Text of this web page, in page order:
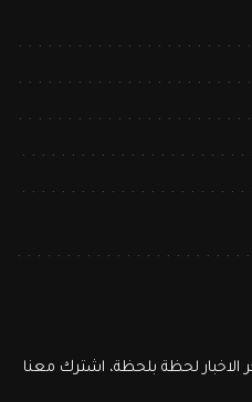
لحظة بلحظة، اشترك معنا